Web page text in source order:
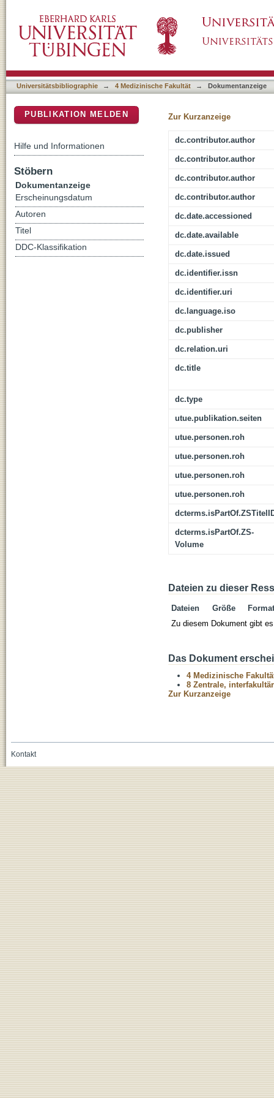
locus
Universitätsbibliographie → 4 Medizinische Fakultät → Dokumentanzeige
Zur Kurzanzeige
dc.contributor.author
dc.contributor.author
dc.contributor.author
dc.contributor.author
dc.date.accessioned
dc.date.available
dc.date.issued
dc.identifier.issn
dc.identifier.uri
dc.language.iso
dc.publisher
dc.relation.uri
dc.title
dc.type
utue.publikation.seiten
utue.personen.roh
utue.personen.roh
utue.personen.roh
utue.personen.roh
dcterms.isPartOf.ZS-
Volume
Dateien zu dieser
Dateien Größe
Format
Zu diesem Dokument gibt
Das Dokument
4 Medizinische
8 Zentrale,
Zur Kurzanzeige
PUBLIKATION MELDEN
Hilfe und Informationen
Stöbern
Dokumentanzeige
Erscheinungsdatum
Autoren
Titel
DDC-Klassifikation
Kontakt